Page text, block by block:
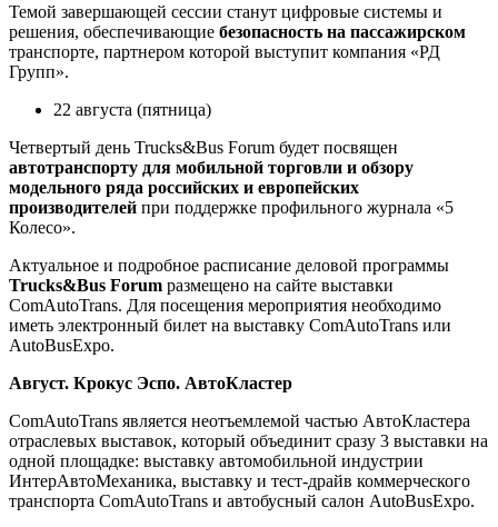
Темой завершающей сессии станут цифровые системы и
решения, обеспечивающие безопасность на пассажирском
транспорте, партнером которой выступит компания «РД
Групп».
22 августа (пятница)
Четвертый день Trucks&Bus Forum будет посвящен
автотранспорту для мобильной торговли и обзору
модельного ряда российских и европейских
производителей при поддержке профильного журнала «5
Колесо».
Актуальное и подробное расписание деловой программы
Trucks&Bus Forum размещено на сайте выставки
ComAutoTrans. Для посещения мероприятия необходимо
иметь электронный билет на выставку ComAutoTrans или
AutoBusExpo.
Август. Крокус Эспо. АвтоКластер
ComAutoTrans является неотъемлемой частью АвтоКластера
отраслевых выставок, который объединит сразу 3 выставки на
одной площадке: выставку автомобильной индустрии
ИнтерАвтоМеханика, выставку и тест-драйв коммерческого
транспорта ComAutoTrans и автобусный салон AutoBusExpo.